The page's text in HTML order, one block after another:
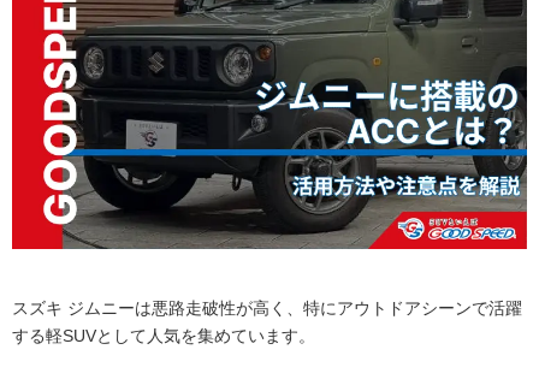
スズキ ジムニーは悪路走破性が高く、特にアウトドアシーンで活躍
する軽SUVとして人気を集めています。